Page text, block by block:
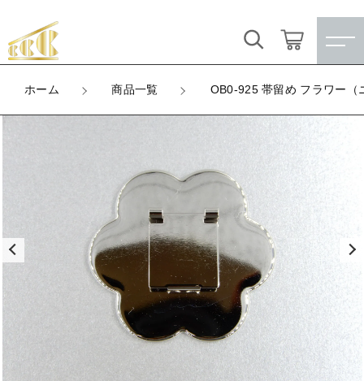
ホーム 商品一覧 OB0-925 帯留め フラワー（
カートに商品を追加しました
（税込）
ショッピングを続ける
カートを確認する
★訳ありアウトレット★
【メッキ付】 製品
【メッキ付】 ブローチ台
【はめこみパーツ】 銅板
【はめこみパーツ】 アルミ板
すべて
★訳ありアウトレット★
【メッキ付】 製品
【メッキ付】 ブローチ台
【はめこみパーツ】 銅板
【はめこみパーツ】 アルミ板
価格帯